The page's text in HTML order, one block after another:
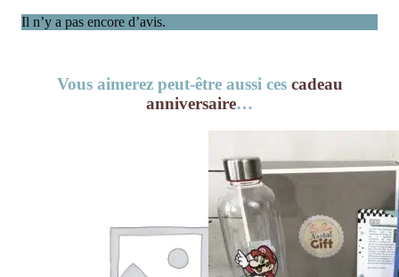
Il n’y a pas encore d’avis.
Vous aimerez peut-être aussi ces cadeau
anniversaire…